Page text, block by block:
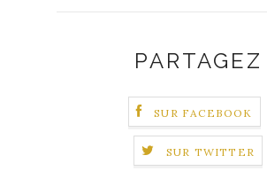
PARTAGEZ
SUR FACEBOOK
SUR TWITTER